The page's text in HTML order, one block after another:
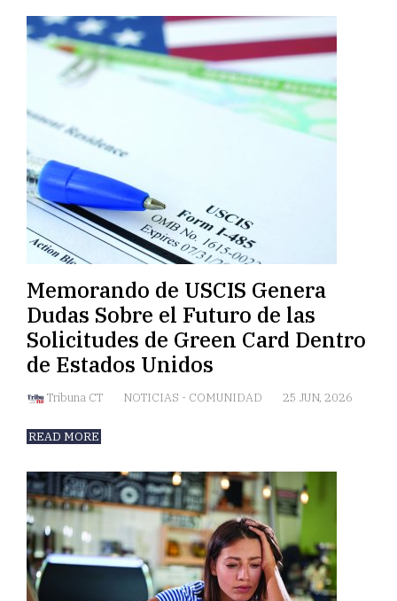
Memorando de USCIS Genera
Dudas Sobre el Futuro de las
Solicitudes de Green Card Dentro
de Estados Unidos
Tribuna CT NOTICIAS - COMUNIDAD 25 JUN, 2026
READ MORE